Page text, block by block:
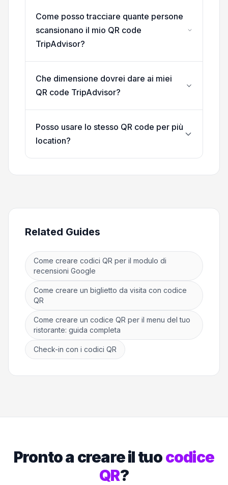
Come posso tracciare quante persone
scansionano il mio QR code
TripAdvisor?
Che dimensione dovrei dare ai miei
QR code TripAdvisor?
Posso usare lo stesso QR code per più
location?
Related Guides
Come creare codici QR per il modulo di
recensioni Google
Come creare un biglietto da visita con codice
QR
Come creare un codice QR per il menu del tuo
ristorante: guida completa
Check-in con i codici QR
Pronto a creare il tuocodice
QR?